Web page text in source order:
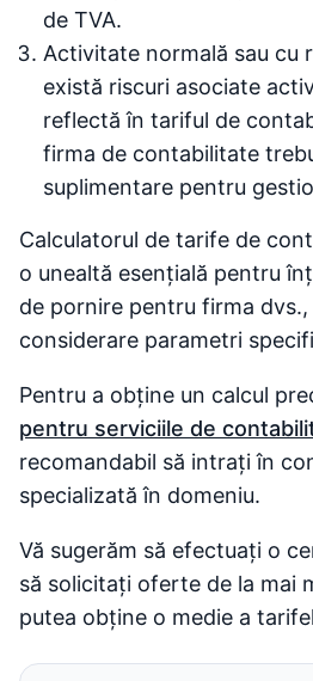
de TVA.
Activitate normală sau cu
există riscuri asociate
reflectă în tariful de
firma de contabilitate
suplimentare pentru
Calculatorul de tarife de
o unealtă esențială pentru
de pornire pentru firma dvs.,
considerare parametri
Pentru a obține un calcul
pentru serviciile de
recomandabil să intrați în
specializată în domeniu.
Vă sugerăm să efectuați o
să solicitați oferte de la mai
putea obține o medie a